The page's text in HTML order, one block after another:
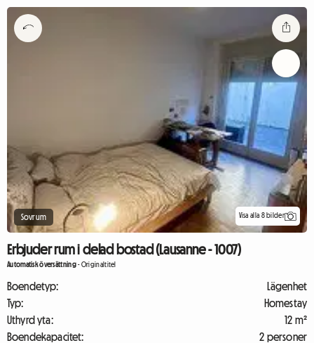
Sovrum Visa alla 8 bilder
Erbjuder rum i delad bostad (Lausanne - 1007)
Automatisk översättning-Originaltitel
Boendetyp:
Lägenhet
Typ:
Homestay
Uthyrd yta:
12 m²
Boendekapacitet:
2 personer